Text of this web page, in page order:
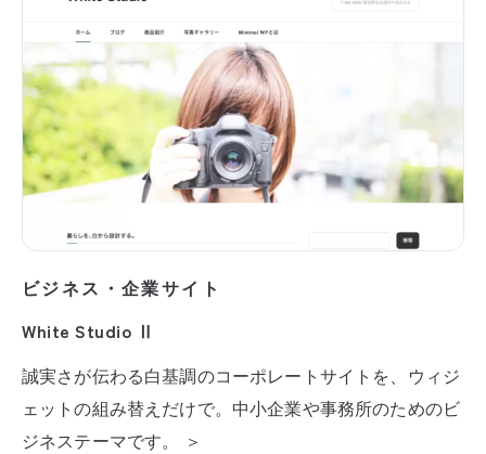
ビジネス・企業サイト
White Studio Ⅱ
誠実さが伝わる白基調のコーポレートサイトを、ウィジ
ェットの組み替えだけで。中小企業や事務所のためのビ
ジネステーマです。 ＞